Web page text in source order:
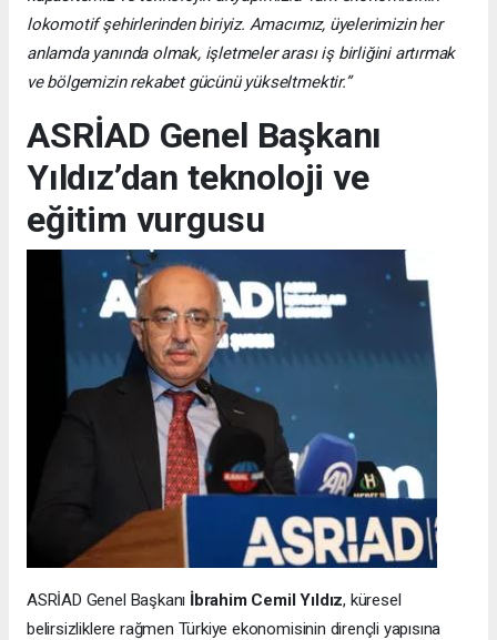
lokomotif şehirlerinden biriyiz. Amacımız, üyelerimizin her
anlamda yanında olmak, işletmeler arası iş birliğini artırmak
ve bölgemizin rekabet gücünü yükseltmektir.”
ASRİAD Genel Başkanı
Yıldız’dan teknoloji ve
eğitim vurgusu
ASRİAD Genel Başkanı İbrahim Cemil Yıldız, küresel
belirsizliklere rağmen Türkiye ekonomisinin dirençli yapısına